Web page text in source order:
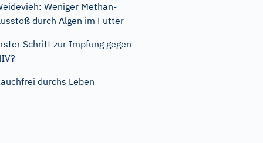
Weniger Methan-
durch Algen im Futter
Schritt zur Impfung gegen
durchs Leben